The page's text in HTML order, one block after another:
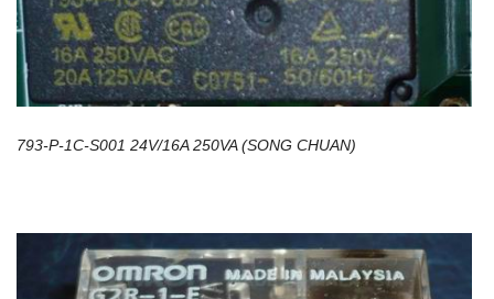
793-P-1C-S001 24V/16A 250VA (SONG CHUAN)